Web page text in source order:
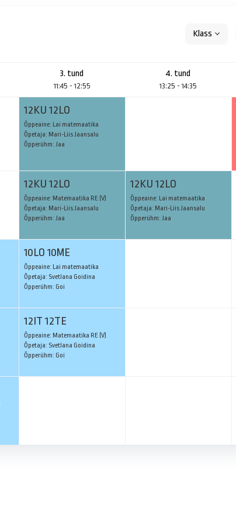
Klass
3. tund
11:45 - 12:55
4. tund
13:25 - 14:35
12KU 12LO
Õppeaine: Lai matemaatika
Õpetaja: Mari-Liis Jaansalu
Õpperühm: Jaa
12KU 12LO
Õppeaine: Matemaatika RE (V)
Õpetaja: Mari-Liis Jaansalu
Õpperühm: Jaa
12KU 12LO
Õppeaine: Lai matemaatika
Õpetaja: Mari-Liis Jaansalu
Õpperühm: Jaa
10LO 10ME
Õppeaine: Lai matemaatika
Õpetaja: Svetlana Goidina
Õpperühm: Goi
12IT 12TE
Õppeaine: Matemaatika RE (V)
Õpetaja: Svetlana Goidina
Õpperühm: Goi